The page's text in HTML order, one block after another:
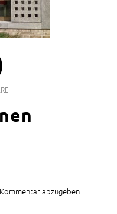
abzugeben.